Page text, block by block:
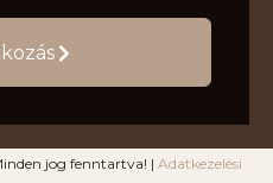
jog fenntartva! | Adatkezelési